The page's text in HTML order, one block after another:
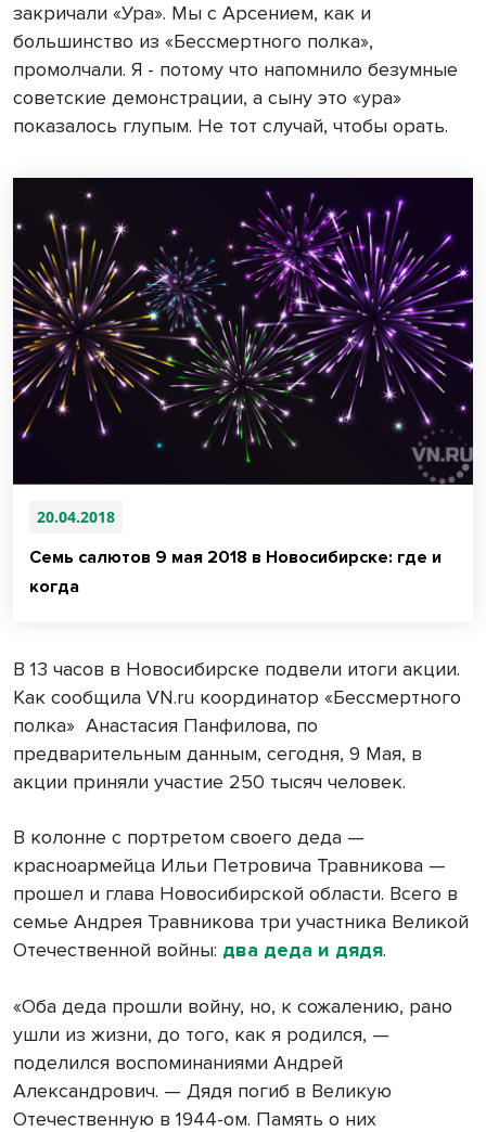
закричали «Ура». Мы с Арсением, как и
большинство из «Бессмертного полка»,
промолчали. Я - потому что напомнило безумные
советские демонстрации, а сыну это «ура»
показалось глупым. Не тот случай, чтобы орать.
20.04.2018
Семь салютов 9 мая 2018 в Новосибирске: где и
когда
В 13 часов в Новосибирске подвели итоги акции.
Как сообщила VN.ru координатор «Бессмертного
полка» Анастасия Панфилова, по
предварительным данным, сегодня, 9 Мая, в
акции приняли участие 250 тысяч человек.
В колонне с портретом своего деда —
красноармейца Ильи Петровича Травникова —
прошел и глава Новосибирской области. Всего в
семье Андрея Травникова три участника Великой
Отечественной войны: два деда и дядя.
«Оба деда прошли войну, но, к сожалению, рано
ушли из жизни, до того, как я родился, —
поделился воспоминаниями Андрей
Александрович. — Дядя погиб в Великую
Отечественную в 1944-ом. Память о них